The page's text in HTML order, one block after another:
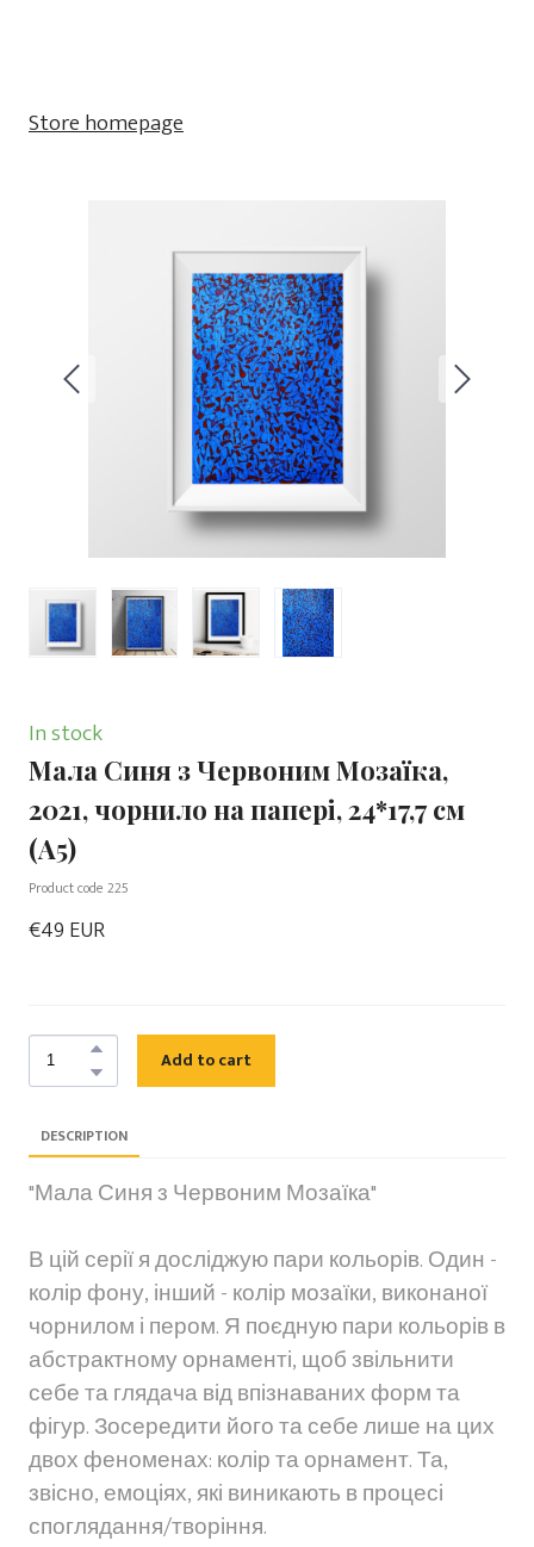
Store homepage
In stock
Мала Синя з Червоним Мозаїка,
2021, чорнило на папері, 24*17,7 см
(А5)
Product code 225
€49 EUR
Add to cart
DESCRIPTION
"Мала Синя з Червоним Мозаїка"
В цій серії я досліджую пари кольорів. Один -
колір фону, інший - колір мозаїки, виконаної
чорнилом і пером. Я поєдную пари кольорів в
абстрактному орнаменті, щоб звільнити
себе та глядача від впізнаваних форм та
фігур. Зосередити його та себе лише на цих
двох феноменах: колір та орнамент. Та,
звісно, емоціях, які виникають в процесі
споглядання/творіння.